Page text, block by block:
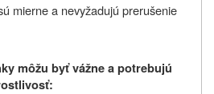
mierne a nevyžadujú prerušenie
môžu byť vážne a potrebujú